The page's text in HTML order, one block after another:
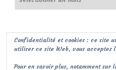
Confidentialité et cookies : ce site
utiliser ce site Web, vous acceptez
Pour en savoir plus, notamment sur